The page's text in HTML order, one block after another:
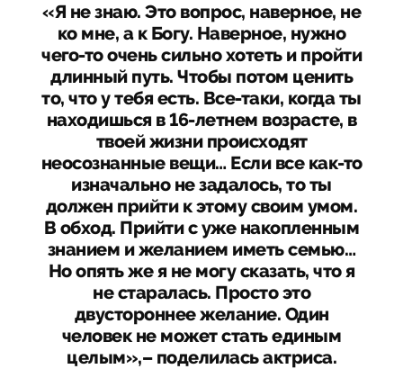
«Я не знаю. Это вопрос, наверное, не
ко мне, а к Богу. Наверное, нужно
чего-то очень сильно хотеть и пройти
длинный путь. Чтобы потом ценить
то, что у тебя есть. Все-таки, когда ты
находишься в 16-летнем возрасте, в
твоей жизни происходят
неосознанные вещи… Если все как-то
изначально не задалось, то ты
должен прийти к этому своим умом.
В обход. Прийти с уже накопленным
знанием и желанием иметь семью…
Но опять же я не могу сказать, что я
не старалась. Просто это
двустороннее желание. Один
человек не может стать единым
целым»,– поделилась актриса.